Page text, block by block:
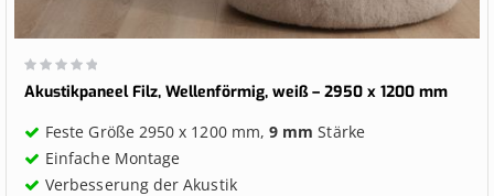
Wertung:
0%
Akustikpaneel Filz, Wellenförmig, weiß – 2950 x 1200 mm
Feste Größe 2950 x 1200 mm,9 mm Stärke
Einfache Montage
Verbesserung der Akustik